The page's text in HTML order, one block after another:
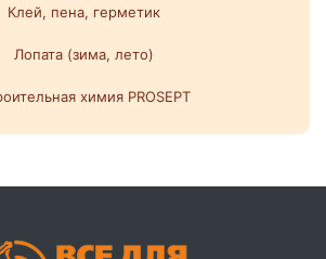
Клей, пена, герметик
Лопата (зима, лето)
химия PROSEPT